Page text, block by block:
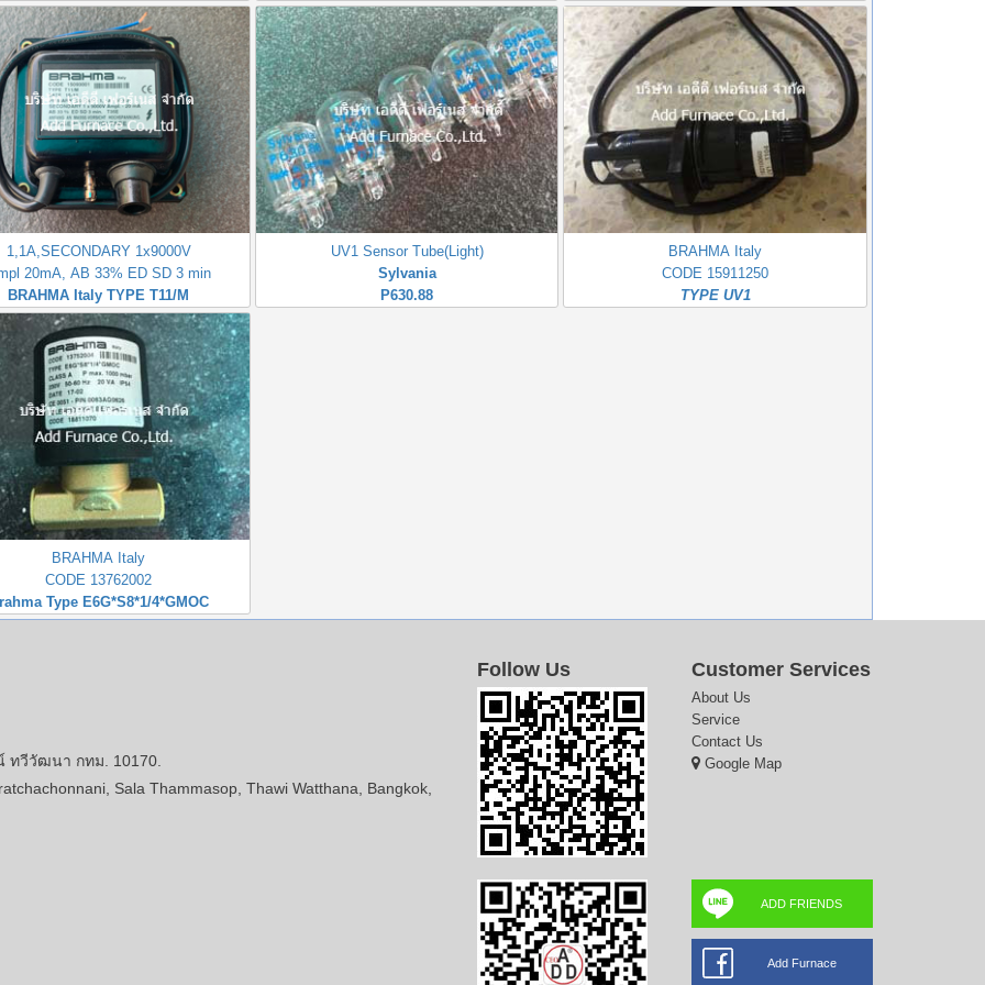
1,1A,SECONDARY 1x9000V
20mA, AB 33% ED SD 3 min
BRAHMA Italy TYPE T11/M
UV1 Sensor Tube(Light)
Sylvania
P630.88
BRAHMA Italy
CODE 15911250
TYPE UV1
BRAHMA Italy
CODE 13762002
Type E6G*S8*1/4*GMOC
วีวัฒนา กทม. 10170.
Sala Thammasop, Thawi Watthana, Bangkok,
Follow Us Customer Services
About Us
Service
Contact Us
Google Map
ADD FRIENDS
Add Furnace